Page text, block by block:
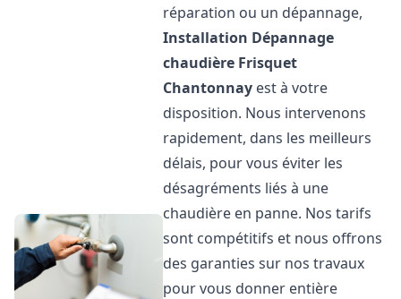
réparation ou un dépannage,
Installation Dépannage
chaudière Frisquet
Chantonnay est à votre
disposition. Nous intervenons
rapidement, dans les meilleurs
délais, pour vous éviter les
désagréments liés à une
chaudière en panne. Nos tarifs
sont compétitifs et nous offrons
des garanties sur nos travaux
pour vous donner entière